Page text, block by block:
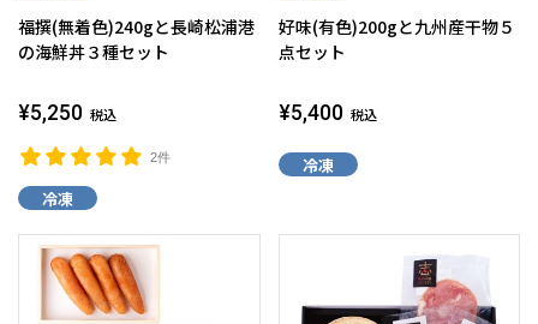
福撰(無着色)240gと長崎松浦港
の海鮮丼３種セット
2件
¥5,250 税込
冷凍
好味(有色)200gと九州産干物５
点セット
¥5,400 税込
冷凍